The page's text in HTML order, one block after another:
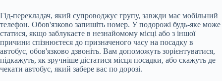
Гід-перекладач, який супроводжує групу, завжди має мобільний
телефон. Обов'язково запишіть номер. У подорожі будь-яке може
статися, якщо заблукаєте в незнайомому місці або з іншої
причини спізнюєтеся до призначеного часу на посадку в
автобус, обов'язково дзвоніть. Вам допоможуть зорієнтуватися,
підкажуть, як зручніше дістатися місця посадки, або скажуть де
чекати автобус, який забере вас по дорозі.